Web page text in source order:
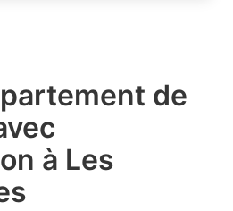
de
à Les